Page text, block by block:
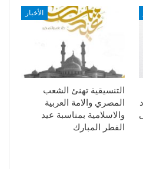
الأخبار
التنسيقية تهنئ الشعب
المصري والامة العربية
والاسلامية بمناسبة عيد
الفطر المبارك